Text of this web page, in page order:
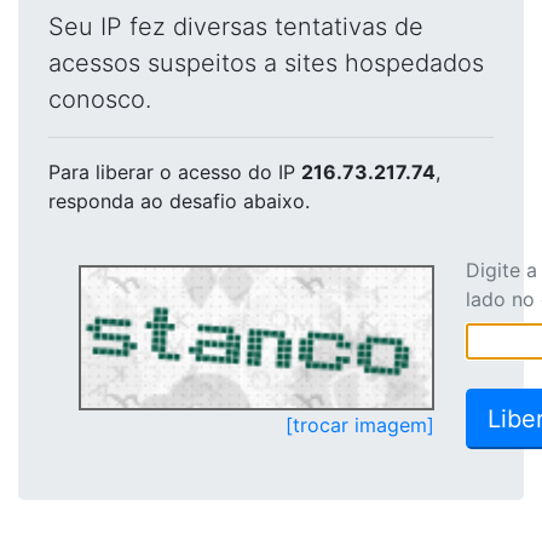
Seu IP fez diversas tentativas de
acessos suspeitos a sites hospedados
conosco.
Para liberar o acesso do IP 216.73.217.74,
responda ao desafio abaixo.
[trocar imagem]
Digite
lado no